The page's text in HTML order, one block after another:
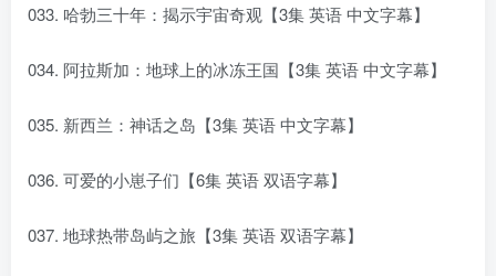
033. 哈勃三十年：揭示宇宙奇观【3集 英语 中文字幕】
034. 阿拉斯加：地球上的冰冻王国【3集 英语 中文字幕】
035. 新西兰：神话之岛【3集 英语 中文字幕】
036. 可爱的小崽子们【6集 英语 双语字幕】
037. 地球热带岛屿之旅【3集 英语 双语字幕】